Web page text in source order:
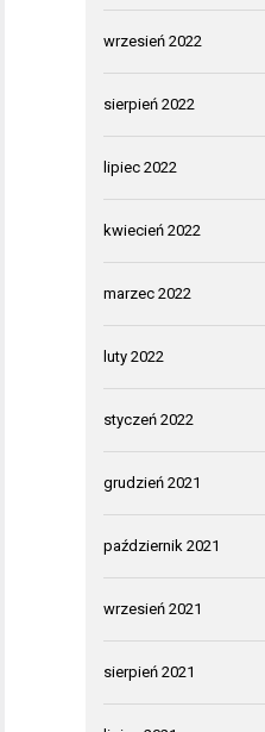
wrzesień 2022
sierpień 2022
lipiec 2022
kwiecień 2022
marzec 2022
luty 2022
styczeń 2022
grudzień 2021
październik 2021
wrzesień 2021
sierpień 2021